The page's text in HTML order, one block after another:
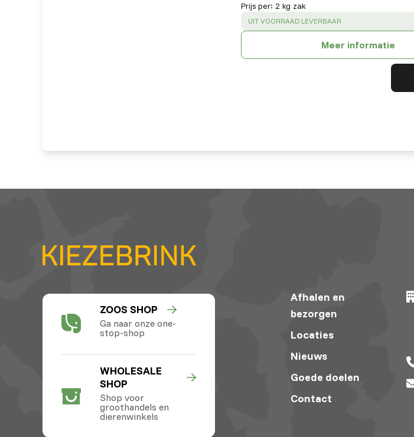
Prijs per: 2 kg zak
SUCCESS:
UIT VOORRAAD LEVERBAAR
Meer informatie
ZOOS SHOP
Ga naar onze one-
stop-shop
WHOLESALE
SHOP
Shop voor
groothandels en
dierenwinkels
Afhalen en
bezorgen
Locaties
Nieuws
Goede doelen
Contact